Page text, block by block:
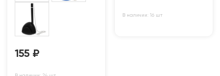
155 ₽
В наличии: 16 шт